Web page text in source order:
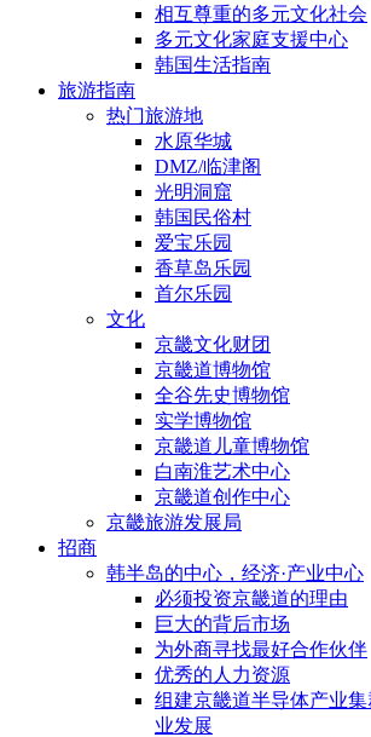
相互尊重的多元文化社会
多元文化家庭支援中心
韩国生活指南
旅游指南
热门旅游地
水原华城
DMZ/临津阁
光明洞窟
韩国民俗村
爱宝乐园
香草岛乐园
首尔乐园
文化
京畿文化财团
京畿道博物馆
全谷先史博物馆
实学博物馆
京畿道儿童博物馆
白南淮艺术中心
京畿道创作中心
京畿旅游发展局
招商
韩半岛的中心，经济·产业中心
必须投资京畿道的理由
巨大的背后市场
为外商寻找最好合作伙伴
优秀的人力资源
组建京畿道半导体产业
业发展